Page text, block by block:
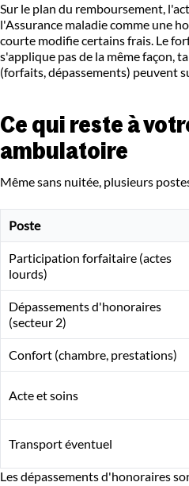
Sur le plan du remboursement,
l'Assurance maladie comme une
courte modifie certains frais. Le
s'applique pas de la même façon,
(forfaits, dépassements) peuvent
Ce qui reste à
ambulatoire
Même sans nuitée, plusieurs
Poste
Participation forfaitaire (actes
lourds)
Dépassements d'honoraires
(secteur 2)
Confort (chambre, prestations)
Acte et soins
Transport éventuel
Les dépassements d'honoraires